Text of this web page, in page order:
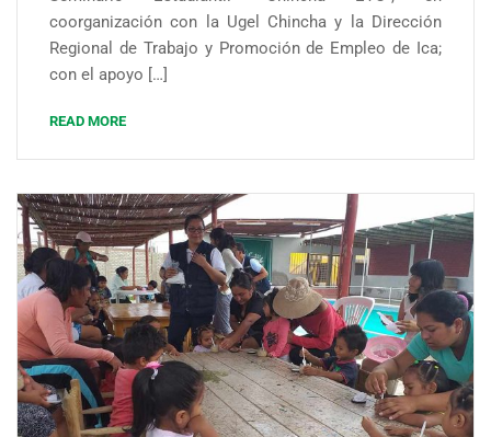
coorganización con la Ugel Chincha y la Dirección
Regional de Trabajo y Promoción de Empleo de Ica;
con el apoyo […]
READ MORE